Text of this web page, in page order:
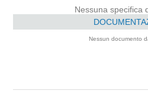
Nessuna specifica
Nessun documento